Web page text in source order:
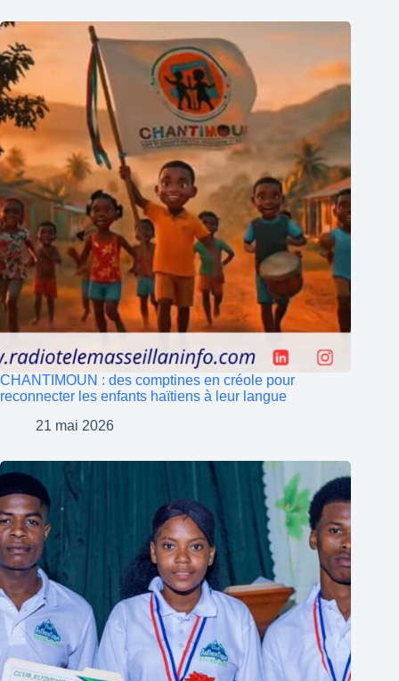
CHANTIMOUN : des comptines en créole pour
reconnecter les enfants haïtiens à leur langue
21 mai 2026